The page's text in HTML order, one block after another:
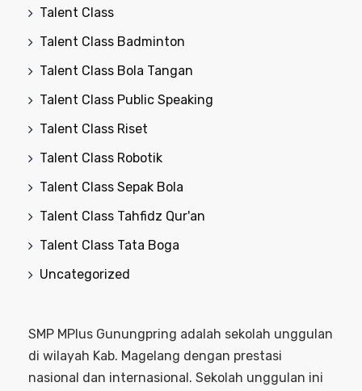
Talent Class
Talent Class Badminton
Talent Class Bola Tangan
Talent Class Public Speaking
Talent Class Riset
Talent Class Robotik
Talent Class Sepak Bola
Talent Class Tahfidz Qur'an
Talent Class Tata Boga
Uncategorized
SMP MPlus Gunungpring adalah sekolah unggulan
di wilayah Kab. Magelang dengan prestasi
nasional dan internasional. Sekolah unggulan ini